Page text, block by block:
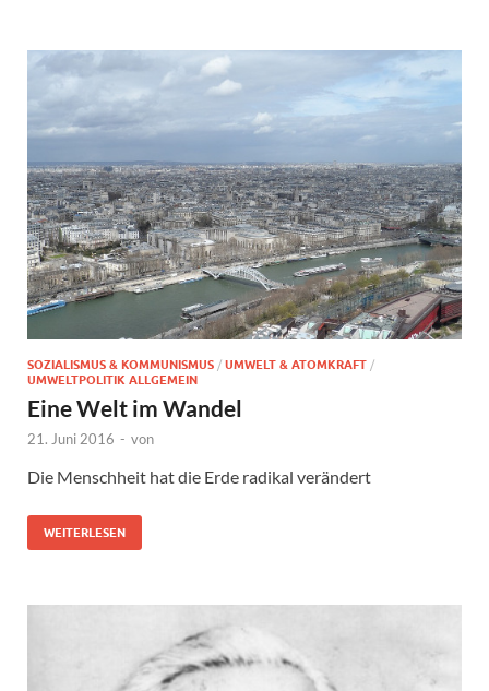
SOZIALISMUS & KOMMUNISMUS / UMWELT & ATOMKRAFT /
UMWELTPOLITIK ALLGEMEIN
Eine Welt im Wandel
21. Juni 2016 - von
Die Menschheit hat die Erde radikal verändert
WEITERLESEN